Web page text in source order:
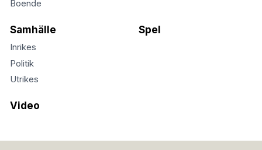
Boende
Samhälle
Inrikes
Politik
Utrikes
Spel
Video